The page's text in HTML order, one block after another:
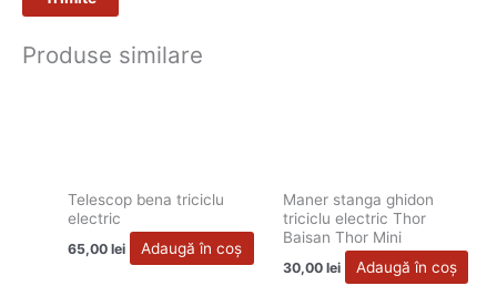
Produse similare
Telescop bena triciclu
electric
65,00lei Adaugă în coș
Maner stanga ghidon
triciclu electric Thor
Baisan Thor Mini
30,00 lei Adaugă în coș